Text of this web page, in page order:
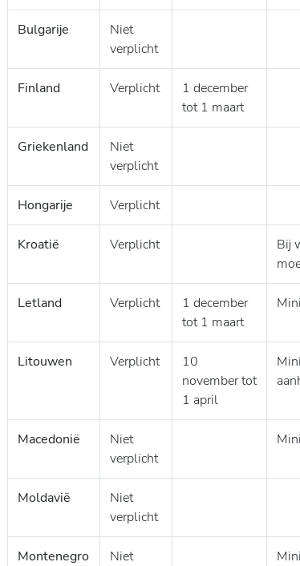
Bulgarije
Niet
verplicht
Finland Verplicht
1 december
tot 1 maart
Griekenland
Niet
verplicht
Hongarije Verplicht
Kroatië Verplicht
Bij
Letland Verplicht
1 december
tot 1 maart
Litouwen Verplicht
10
november tot
1 april
Macedonië
Niet
verplicht
Moldavië
Niet
verplicht
Montenegro
Niet